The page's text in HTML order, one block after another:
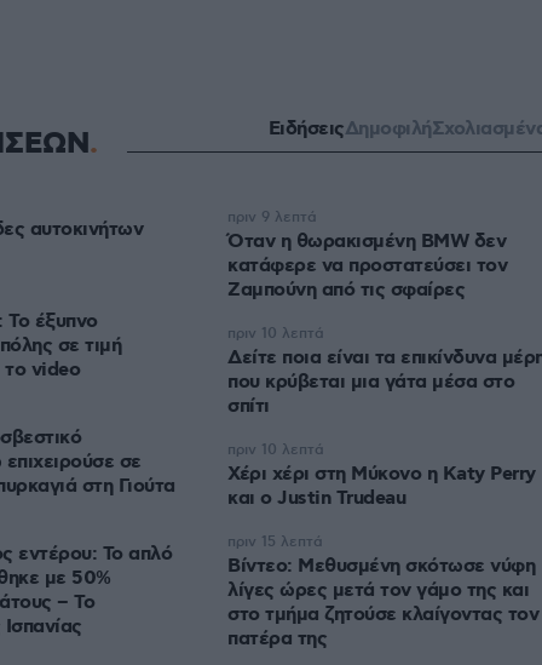
ΕιδήσειςΔημοφιλή
αυτοκινήτων
έξυπνο
σε τιμή
το video
σε
στη Γιούτα
εντέρου: Το απλό
με 50%
– Το
Όταν η θωρακισμένη BMW δεν
κατάφερε να προστατεύσει τον
Ζαμπούνη από τις σφαίρες
πριν 9 λεπτά
Δείτε ποια είναι τα επικίνδυνα
που κρύβεται μια γάτα μέσα στο
σπίτι
πριν 10 λεπτά
Χέρι χέρι στη Μύκονο η Katy Perry
και ο Justin Trudeau
πριν 10 λεπτά
Βίντεο: Μεθυσμένη σκότωσε νύφη
λίγες ώρες μετά τον γάμο της και
στο τμήμα ζητούσε κλαίγοντας τον
πατέρα της
πριν 15 λεπτά